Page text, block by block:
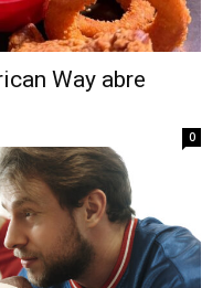
Way abre
0